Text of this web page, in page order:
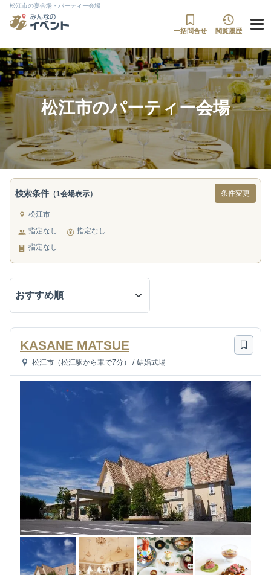
松江市の宴会場・パーティー会場
一括問合せ 閲覧履歴
松江市のパーティー会場
検索条件 （1会場表示） 条件変更
松江市
指定なし
指定なし
指定なし
KASANE MATSUE
松江市（松江駅から車で7分） / 結婚式場